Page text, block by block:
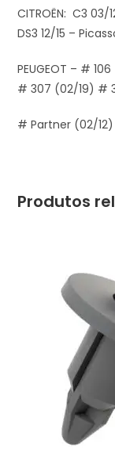
CITROËN: C3
DS3 12/15 –
PEUGEOT – #
# 307 (02/19) #
# Partner (02/12)
Produtos